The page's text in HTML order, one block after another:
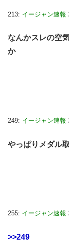
213: イージャン速報
なんかスレの空
か
249: イージャン速報
やっぱりメダル
255: イージャン速報
>>249